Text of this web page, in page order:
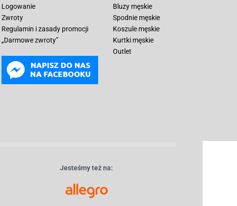
Logowanie
Zwroty
Regulamin i zasady promocji
„Darmowe zwroty”
Bluzy męskie
Spodnie męskie
Koszule męskie
Kurtki męskie
Outlet
Jesteśmy też na: